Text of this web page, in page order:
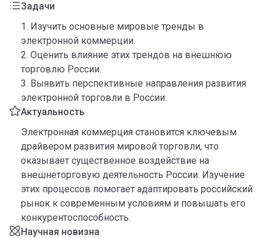
Задачи
1. Изучить основные мировые тренды в
электронной коммерции.
2. Оценить влияние этих трендов на внешнюю
торговлю России.
3. Выявить перспективные направления развития
электронной торговли в России.
Актуальность
Электронная коммерция становится ключевым
драйвером развития мировой торговли, что
оказывает существенное воздействие на
внешнеторговую деятельность России. Изучение
этих процессов помогает адаптировать российский
рынок к современным условиям и повышать его
конкурентоспособность.
Научная новизна